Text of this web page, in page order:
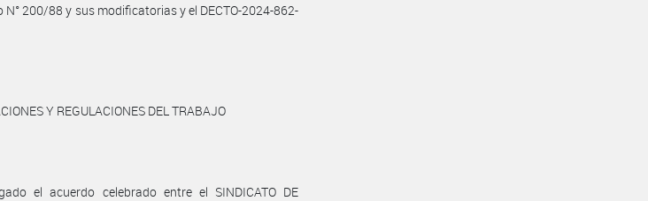
200/88 y sus modificatorias y el DECTO-2024-862-
Y REGULACIONES DEL TRABAJO
el acuerdo celebrado entre el SINDICATO DE